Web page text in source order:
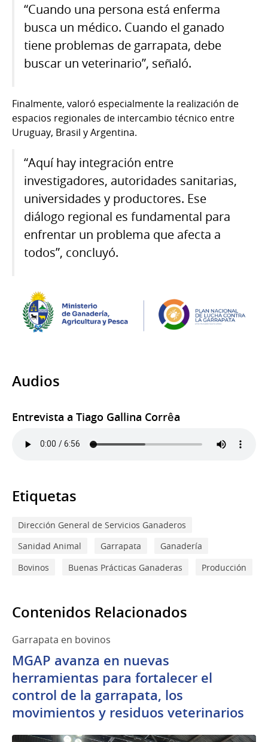
“Cuando una persona está enferma
busca un médico. Cuando el ganado
tiene problemas de garrapata, debe
buscar un veterinario”, señaló.
Finalmente, valoró especialmente la realización de
espacios regionales de intercambio técnico entre
Uruguay, Brasil y Argentina.
“Aquí hay integración entre
investigadores, autoridades sanitarias,
universidades y productores. Ese
diálogo regional es fundamental para
enfrentar un problema que afecta a
todos”, concluyó.
Audios
Entrevista a Tiago Gallina Corrêa
Etiquetas
Dirección General de Servicios Ganaderos
Sanidad Animal
Garrapata
Ganadería
Bovinos
Buenas Prácticas Ganaderas Producción
Contenidos Relacionados
Garrapata en bovinos
MGAP avanza en nuevas
herramientas para fortalecer el
control de la garrapata, los
movimientos y residuos veterinarios